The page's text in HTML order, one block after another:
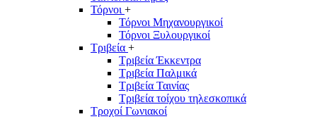
Τόρνοι +
Τόρνοι Μηχανουργικοί
Τόρνοι Ξυλουργικοί
Τριβεία +
Τριβεία Έκκεντρα
Τριβεία Παλμικά
Τριβεία Ταινίας
Τριβεία τοίχου τηλεσκοπικά
Τροχοί Γωνιακοί